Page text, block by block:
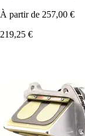
À partir de 257,00 €
219,25 €